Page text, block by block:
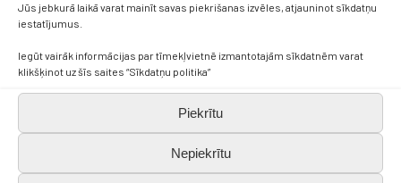
Jūs jebkurā laikā varat mainīt savas piekrišanas izvēles, atjauninot sīkdatņu
iestatījumus.
Iegūt vairāk informācijas par tīmekļvietnē izmantotajām sīkdatnēm varat
klikšķinot uz šīs saites “Sīkdatņu politika”
Piekrītu
Nepiekrītu